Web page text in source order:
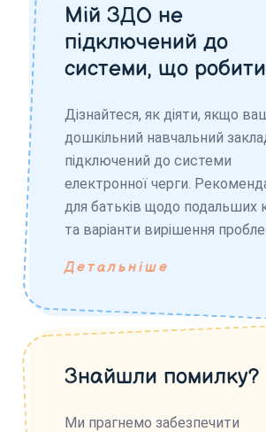
Мій ЗДО не
підключений до
системи, що
Дізнайтеся, як діяти, якщо
дошкільний навчальний
підключений до системи
електронної черги.
для батьків щодо подальших
та варіанти вирішення
Детальніше
Знайшли помилку?
Ми прагнемо забезпечити